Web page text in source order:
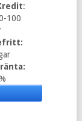
:
100